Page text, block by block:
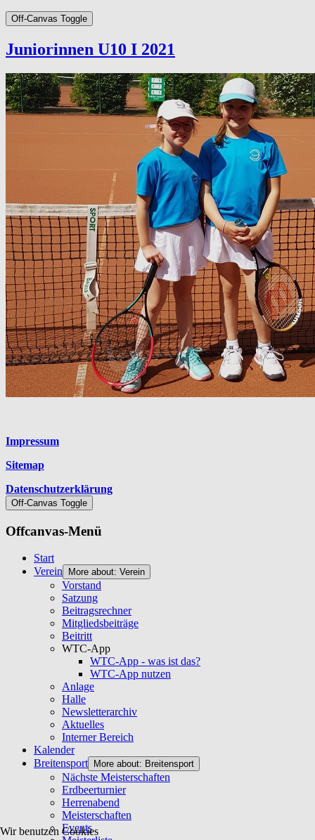
Off-Canvas Toggle
Juniorinnen U10 I 2021
Impressum
Sitemap
Datenschutzerklärung
Off-Canvas Toggle
Offcanvas-Menü
Start
Verein
More about: Verein
Vorstand
Satzung
Beitragsrechner
Mitgliedsbeiträge
Beitritt
WTC-App
WTC-App - was ist das?
WTC-App nutzen
Anlage
Halle
Newsletterarchiv
Aktuelles
Interner Bereich
Kalender
Breitensport
More about: Breitensport
Nächste Meisterschaften
Erdbeerturnier
Herrenabend
Meisterschaften
Events
Wir benutzen Cookies